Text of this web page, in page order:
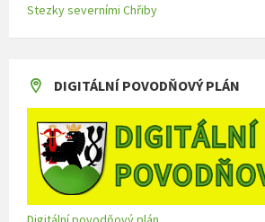
Stezky severními Chřiby
DIGITÁLNÍ POVODŇOVÝ PLÁN